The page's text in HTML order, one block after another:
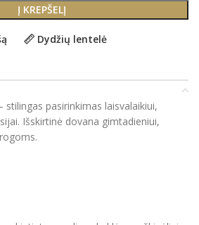
Į KREPŠELĮ
Dydžių lentelė
pasirinkimas laisvalaikiui,
Išskirtinė dovana gimtadieniui,